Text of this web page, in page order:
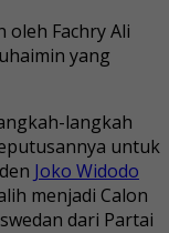
oleh Fachry Ali
yang
langkah
untuk
Joko Widodo
menjadi Calon
dari Partai